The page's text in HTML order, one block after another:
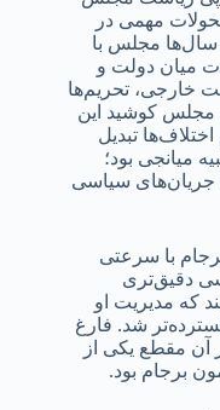
مهمی در
سال‌ها مجلس با
میان دولت و
خارجی، تحریم‌ها
مجلس کوشید این
تبدیل
میانجی بود؛
جریان‌های سیاسی
با سرعتی
دقیق‌تری
که مدیریت او
شد. فارغ
آن مقطع یکی از
برجام بود.